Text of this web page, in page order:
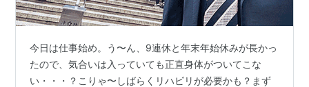
今日は仕事始め。う〜ん、9連休と年末年始休みが長かっ
たので、気合いは入っていても正直身体がついてこな
い・・・？こりゃ〜しばらくリハビリが必要かも？まず